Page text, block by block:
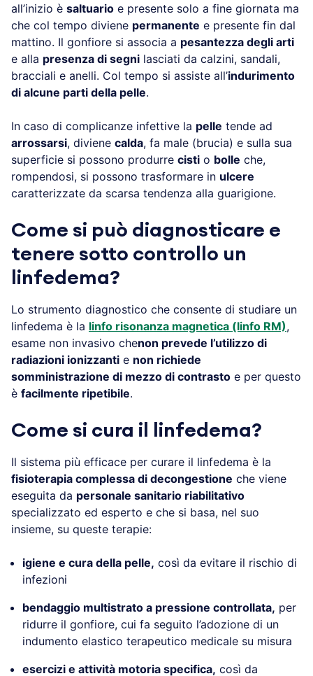
all’inizio è saltuario e presente solo a fine giornata ma
che col tempo diviene permanente e presente fin dal
mattino. Il gonfiore si associa a pesantezza degli arti
e alla presenza di segni lasciati da calzini, sandali,
bracciali e anelli. Col tempo si assiste all’indurimento
di alcune parti della pelle.
In caso di complicanze infettive la pelle tende ad
arrossarsi, diviene calda, fa male (brucia) e sulla sua
superficie si possono produrre cisti o bolle che,
rompendosi, si possono trasformare in ulcere
caratterizzate da scarsa tendenza alla guarigione.
Come si può diagnosticare e
tenere sotto controllo un
linfedema?
Lo strumento diagnostico che consente di studiare un
linfedema è la linfo risonanza magnetica (linfo RM),
esame non invasivo chenon prevede l’utilizzo di
radiazioni ionizzanti e non richiede
somministrazione di mezzo di contrasto e per questo
è facilmente ripetibile.
Come si cura il linfedema?
Il sistema più efficace per curare il linfedema è la
fisioterapia complessa di decongestione che viene
eseguita da personale sanitario riabilitativo
specializzato ed esperto e che si basa, nel suo
insieme, su queste terapie:
igiene e cura della pelle, così da evitare il rischio di
infezioni
bendaggio multistrato a pressione controllata, per
ridurre il gonfiore, cui fa seguito l’adozione di un
indumento elastico terapeutico medicale su misura
esercizi e attività motoria specifica, così da